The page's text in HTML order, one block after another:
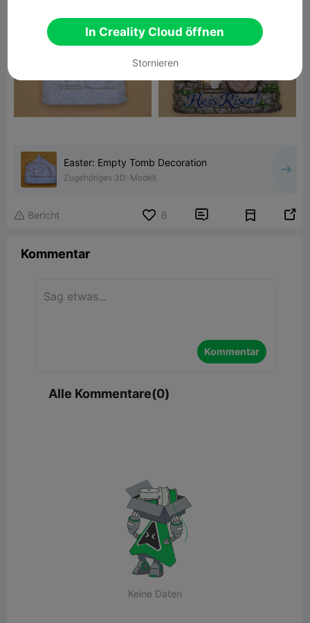
Easter: Empty Tomb Decoration
Zugehöriges 3D-Modell
 Bericht 6  
Kommentar
Kommentar
Alle Kommentare(0)
Keine Daten
In Creality Cloud öffnen
Stornieren